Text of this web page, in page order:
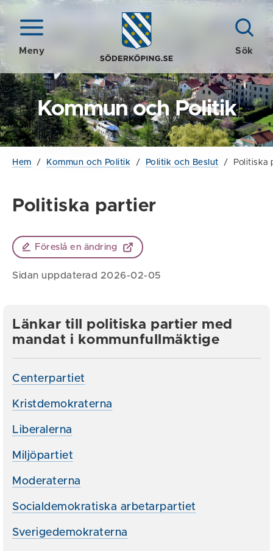
Meny Sök
Kommun och Politik
Hem / Kommun och Politik / Politik och Beslut / Politiska
Politiska partier
Föreslå en ändring
Sidan uppdaterad 2026-02-05
Länkar till politiska partier med
mandat i kommunfullmäktige
Centerpartiet
Kristdemokraterna
Liberalerna
Miljöpartiet
Moderaterna
Socialdemokratiska arbetarpartiet
Sverigedemokraterna